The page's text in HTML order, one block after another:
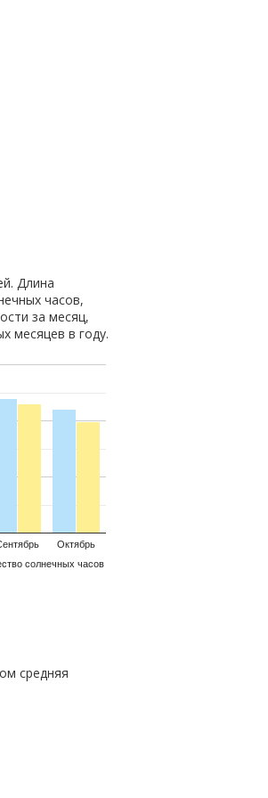
Длина
часов,
за месяц,
месяцев в году.
солнечных часов
Октябрь
средняя